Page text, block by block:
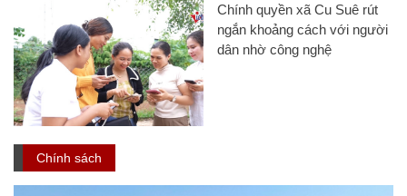
Chính quyền xã Cu Suê rút
ngắn khoảng cách với người
dân nhờ công nghệ
Chính sách